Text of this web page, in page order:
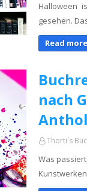
Halloween
gesehen.
Read
nach
Thorti´s
Was